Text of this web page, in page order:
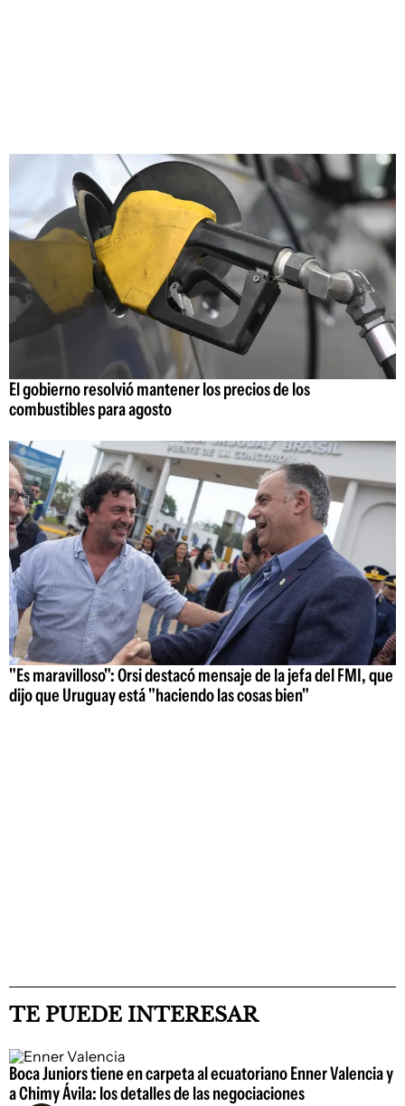
El gobierno resolvió mantener los precios de los
combustibles para agosto
"Es maravilloso": Orsi destacó mensaje de la jefa del FMI, que
dijo que Uruguay está "haciendo las cosas bien"
TE PUEDE INTERESAR
Boca Juniors tiene en carpeta al ecuatoriano Enner Valencia y
a Chimy Ávila: los detalles de las negociaciones